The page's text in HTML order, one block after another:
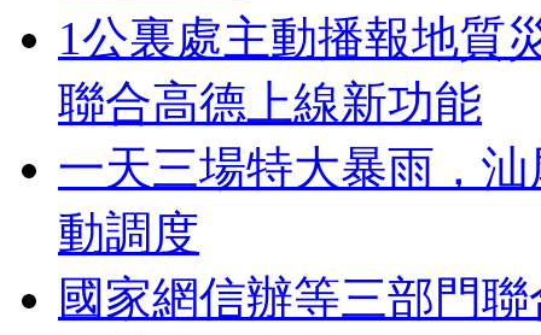
1公裏處主動播報地質
聯合高德上線新功能
一天三場特大暴雨，
動調度
國家網信辦等三部門